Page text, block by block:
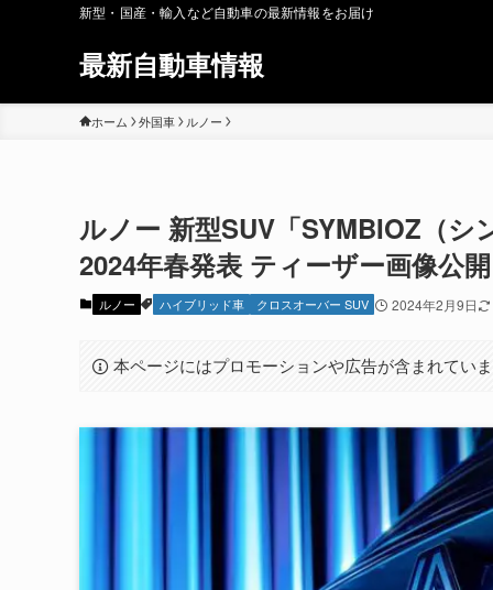
新型・国産・輸入など自動車の最新情報をお届け
最新自動車情報
ホーム 外国車 ルノー
ルノー 新型SUV「SYMBIOZ（シ
2024年春発表 ティーザー画像公開
ルノー ハイブリッド車 クロスオーバー SUV 2024年2月9日
本ページにはプロモーションや広告が含まれてい